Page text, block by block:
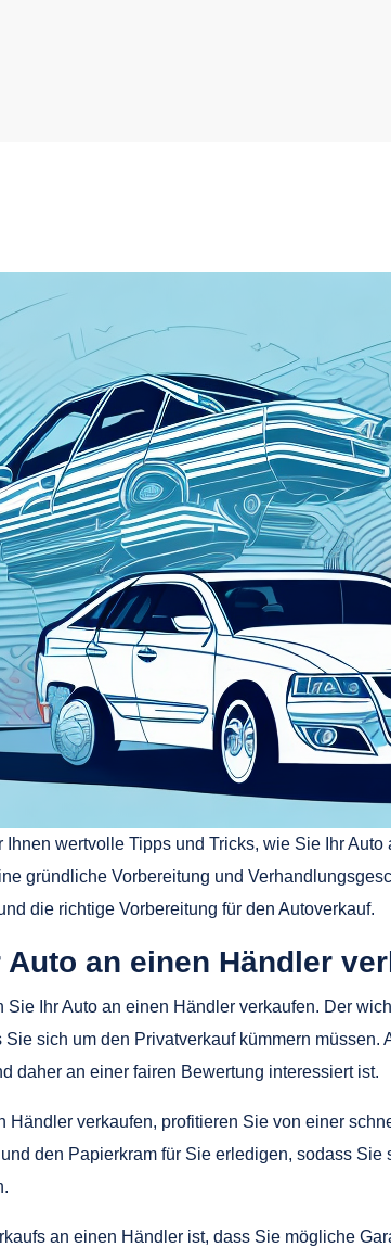
Ihnen wertvolle Tipps und Tricks, wie Sie Ihr
gründliche Vorbereitung und
die richtige Vorbereitung für den Autoverkauf.
Auto an einen Händler
Sie Ihr Auto an einen Händler verkaufen. Der
Sie sich um den Privatverkauf kümmern
daher an einer fairen Bewertung interessiert ist.
Händler verkaufen, profitieren Sie von einer
den Papierkram für Sie erledigen, sodass
an einen Händler ist, dass Sie mögliche